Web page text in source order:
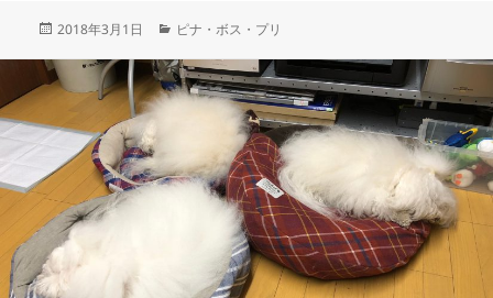
投
日:
2018年3月1日
カ
ゴ
リ
ピナ・ボス・プリ